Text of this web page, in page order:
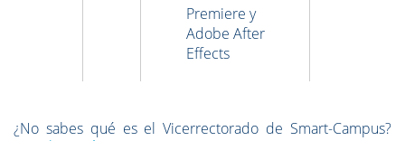
Premiere y
Adobe After
Effects
¿No sabes qué es el Vicerrectorado de Smart-Campus?